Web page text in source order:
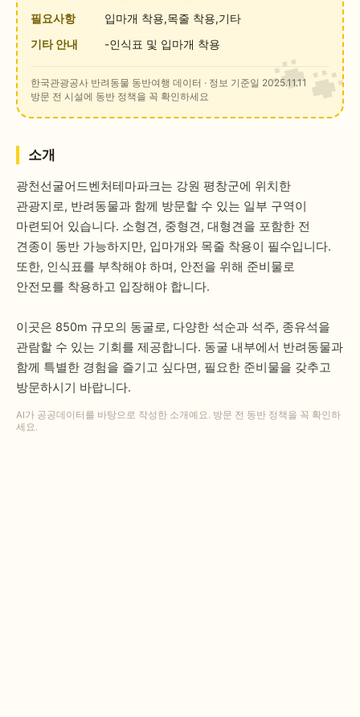
필요사항
입마개 착용,목줄 착용,기타
기타 안내
-인식표 및 입마개 착용
한국관광공사 반려동물 동반여행 데이터 · 정보 기준일 2025.11.11
방문 전 시설에 동반 정책을 꼭 확인하세요
소개
광천선굴어드벤처테마파크는 강원 평창군에 위치한
관광지로, 반려동물과 함께 방문할 수 있는 일부 구역이
마련되어 있습니다. 소형견, 중형견, 대형견을 포함한 전
견종이 동반 가능하지만, 입마개와 목줄 착용이 필수입니다.
또한, 인식표를 부착해야 하며, 안전을 위해 준비물로
안전모를 착용하고 입장해야 합니다.
이곳은 850m 규모의 동굴로, 다양한 석순과 석주, 종유석을
관람할 수 있는 기회를 제공합니다. 동굴 내부에서 반려동물과
함께 특별한 경험을 즐기고 싶다면, 필요한 준비물을 갖추고
방문하시기 바랍니다.
AI가 공공데이터를 바탕으로 작성한 소개예요. 방문 전 동반 정책을 꼭 확인하
세요.